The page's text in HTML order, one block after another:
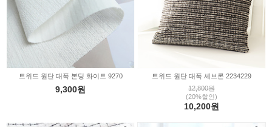
트위드 원단 대폭 본딩 화이트 9270
9,300원
트위드 원단 대폭 셰브론 2234229
12,800원
(20%할인)
10,200원